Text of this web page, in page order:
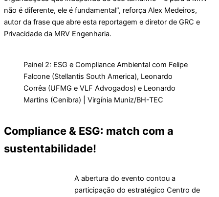
não é diferente, ele é fundamental”, reforça Alex Medeiros,
autor da frase que abre esta reportagem e diretor de GRC e
Privacidade da MRV Engenharia.
Painel 2: ESG e Compliance Ambiental com Felipe
Falcone (Stellantis South America), Leonardo
Corrêa (UFMG e VLF Advogados) e Leonardo
Martins (Cenibra) | Virgínia Muniz/BH-TEC
Compliance & ESG: match com a
sustentabilidade!
A abertura do evento contou a
participação do estratégico Centro de